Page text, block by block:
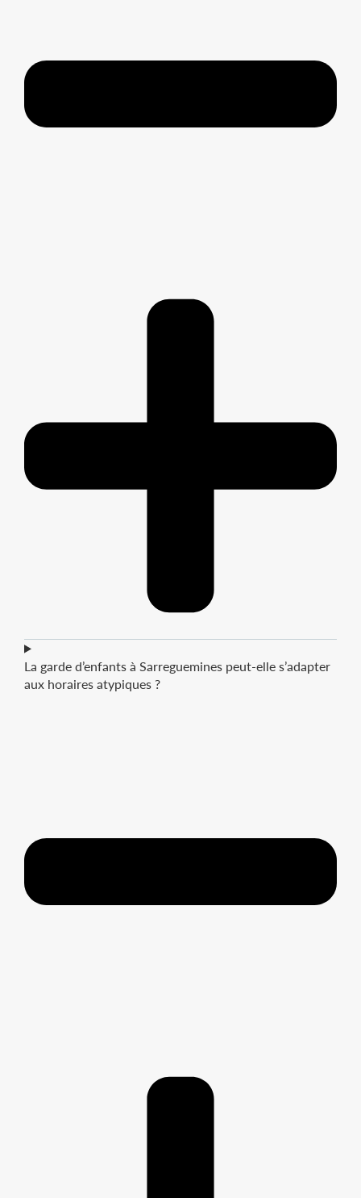
La garde d’enfants à Sarreguemines peut-elle s’adapter
aux horaires atypiques ?